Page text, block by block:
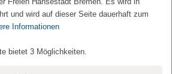
und wird auf dieser Seite dauerhaft zum
Informationen
bietet 3 Möglichkeiten.